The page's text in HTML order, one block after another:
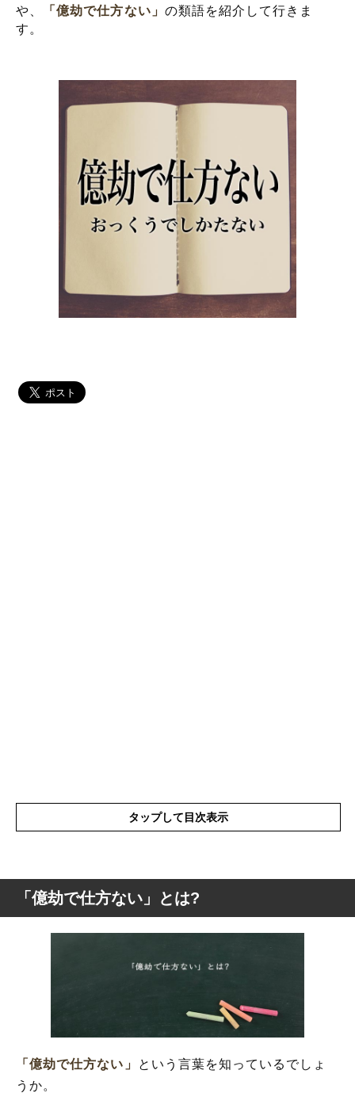
や、
「億劫で仕方ない」 の類語を紹介して行きま
す。
タップして目次表示
「億劫で仕方ない」とは?
「億劫で仕方ない」とは?
「億劫で仕方ない」
という言葉を知っているでしょ
うか。